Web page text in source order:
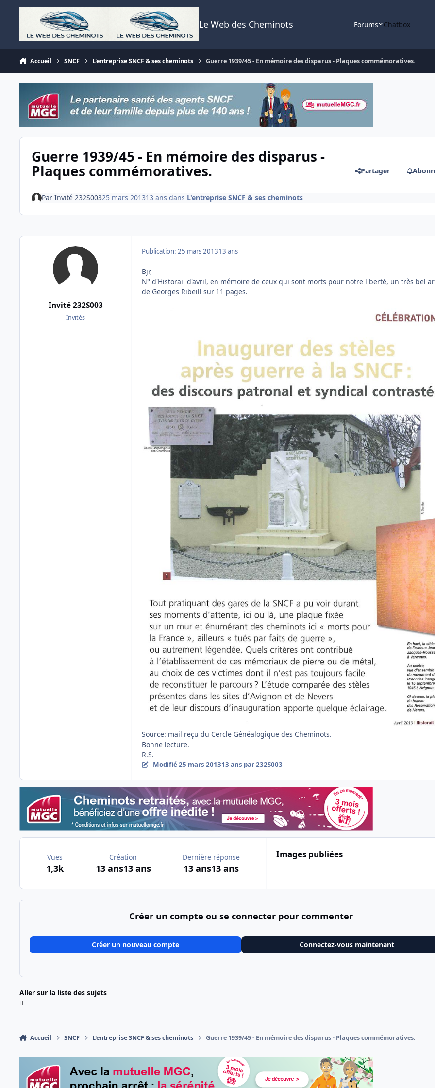
Aller au contenu
Le Web des Cheminots Forums Chatbox
Accueil SNCF L'entreprise SNCF & ses cheminots Guerre 1939/45 - En mémoire des disparus - Plaques commémoratives.
Guerre 1939/45 - En mémoire des disparus -
Plaques commémoratives. Partager
Par Invité 232S00325 mars 201313 ans dans L'entreprise SNCF & ses cheminots
Invité 232S003
Invités
Publication: 25 mars 201313 ans
Bjr,
N° d'Historail d'avril, en mémoire de ceux qui sont morts pour notre liberté, un très bel
de Georges Ribeill sur 11 pages.
Source: mail reçu du Cercle Généalogique des Cheminots.
Bonne lecture.
R.S.
Modifié25 mars 201313 ans par 232S003
Vues
1,3k
Création
13 ans13 ans
Dernière réponse
13 ans13 ans
Images publiées
Créer un compte ou se connecter pour commenter
Créer un nouveau compte Connectez-vous maintenant
Aller sur la liste des sujets
Accueil SNCF L'entreprise SNCF & ses cheminots Guerre 1939/45 - En mémoire des disparus - Plaques commémoratives.